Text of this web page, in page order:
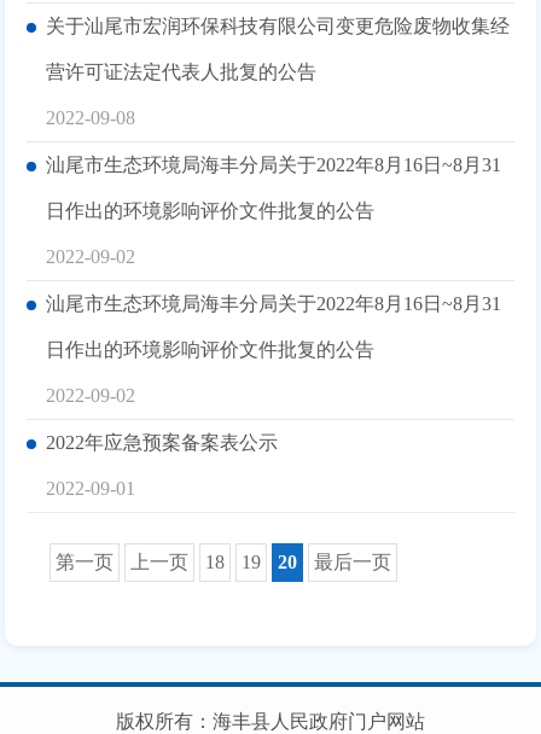
关于汕尾市宏润环保科技有限公司变更危险废物收集经
营许可证法定代表人批复的公告
2022-09-08
汕尾市生态环境局海丰分局关于2022年8月16日~8月31
日作出的环境影响评价文件批复的公告
2022-09-02
汕尾市生态环境局海丰分局关于2022年8月16日~8月31
日作出的环境影响评价文件批复的公告
2022-09-02
2022年应急预案备案表公示
2022-09-01
第一页 上一页 18 19 20 最后一页
版权所有：海丰县人民政府门户网站